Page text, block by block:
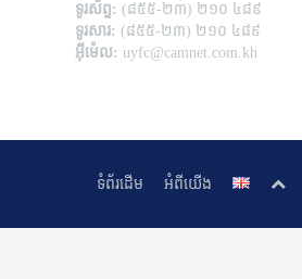
ទូរស័ព្ទ: (៨៥៥-២៣) ២១០ ៤៨៩
ទូរសារ: (៨៥៥-២៣) ២១០ ៤៨៩
អ៊ីម៉េល: uyfc@camnet.com.kh
ទំព័រដើម អំពីយើង